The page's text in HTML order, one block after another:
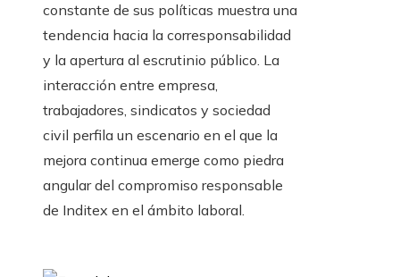
constante de sus políticas muestra una
tendencia hacia la corresponsabilidad
y la apertura al escrutinio público. La
interacción entre empresa,
trabajadores, sindicatos y sociedad
civil perfila un escenario en el que la
mejora continua emerge como piedra
angular del compromiso responsable
de Inditex en el ámbito laboral.